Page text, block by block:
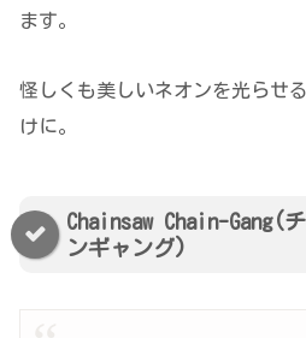
ます。
怪しくも美しいネオンを光らせ
けに。
Chainsaw Chain-Gang(
ンギャング)